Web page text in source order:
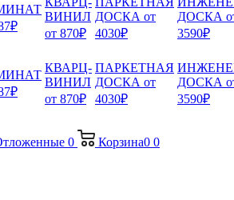
ВИНИЛ
от 870₽
ДОСКА от
4030₽
ДОСКА
3590₽
КВАРЦ-
ВИНИЛ
от 870₽
ПАРКЕТНАЯ
ДОСКА от
4030₽
ДОСКА
3590₽
0 Корзина0 0